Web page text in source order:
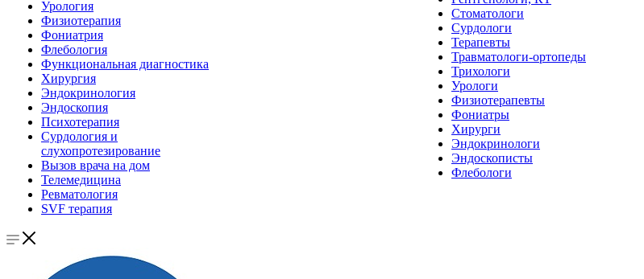
Урология
Физиотерапия
Фониатрия
Флебология
Функциональная диагностика
Хирургия
Эндокринология
Эндоскопия
Психотерапия
Сурдология и
слухопротезирование
Вызов врача на дом
Телемедицина
Ревматология
SVF терапия
Стоматологи
Сурдологи
Терапевты
Травматологи-ортопеды
Трихологи
Урологи
Физиотерапевты
Фониатры
Хирурги
Эндокринологи
Эндоскописты
Флебологи